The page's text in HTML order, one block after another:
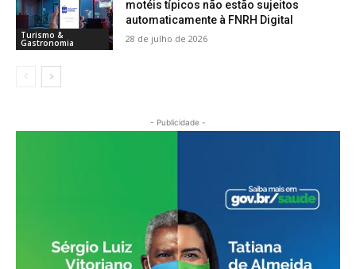
Turismo &
Gastronomia
motéis típicos não estão sujeitos
automaticamente à FNRH Digital
28 de julho de 2026
- Publicidade -